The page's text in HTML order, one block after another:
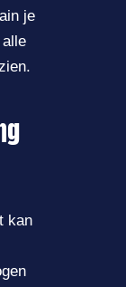
je
kan